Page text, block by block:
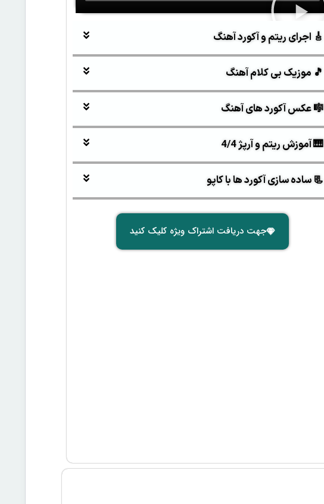
🎸 اجرای ریتم و آکورد آهنگ
🎵 موزیک بی کلام آهنگ
🎼 عکس آکورد های آهنگ
🎹 آموزش ریتم و آرپژ 4/4
📃 ساده سازی آکورد ها با کاپو
جهت دریافت اشتراک ویژه کلیک کنید